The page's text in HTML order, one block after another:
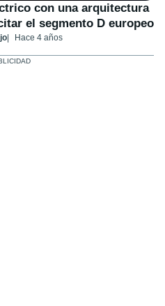
con una arquitectura
el segmento D europeo
Hace 4 años